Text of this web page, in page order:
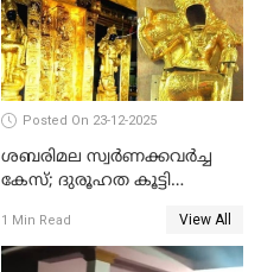
Posted On 23-12-2025
ശബരിമല സ്വര്‍ണക്കവര്‍ച്ച
കേസ്; ദുരൂഹത കൂട്ടി
1 Min Read View All